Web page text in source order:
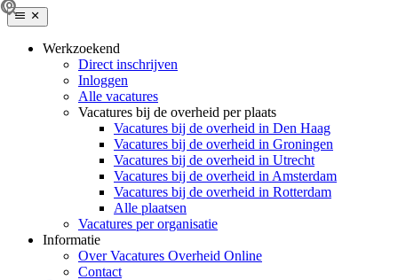
Werkzoekend
Direct inschrijven
Inloggen
Alle vacatures
Vacatures bij de overheid per plaats
Vacatures bij de overheid in Den Haag
Vacatures bij de overheid in Groningen
Vacatures bij de overheid in Utrecht
Vacatures bij de overheid in Amsterdam
Vacatures bij de overheid in Rotterdam
Alle plaatsen
Vacatures per organisatie
Informatie
Over Vacatures Overheid Online
Contact